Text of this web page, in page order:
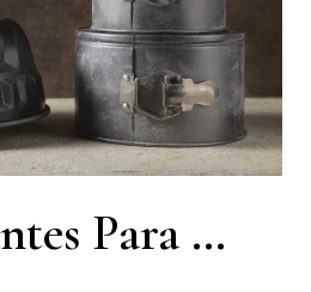
Desmoldantes Para Repostería: Tipos Y Cómo Usarlos Correctamente